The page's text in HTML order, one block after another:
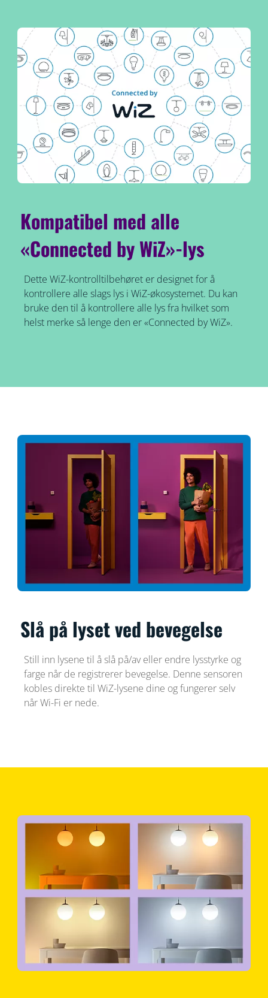
Kompatibel med alle
«Connected by WiZ»-lys
Dette WiZ-kontrolltilbehøret er designet for å
kontrollere alle slags lys i WiZ-økosystemet. Du kan
bruke den til å kontrollere alle lys fra hvilket som
helst merke så lenge den er «Connected by WiZ».
Slå på lyset ved bevegelse
Still inn lysene til å slå på/av eller endre lysstyrke og
farge når de registrerer bevegelse. Denne sensoren
kobles direkte til WiZ-lysene dine og fungerer selv
når Wi-Fi er nede.